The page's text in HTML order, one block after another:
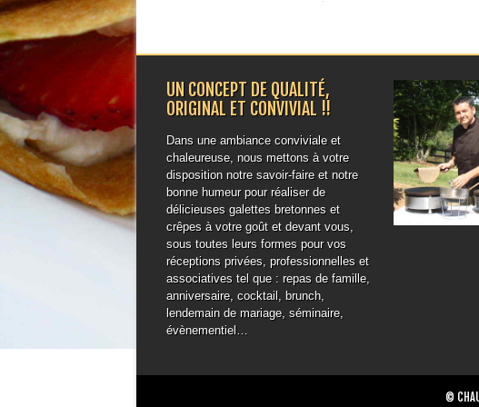
UN CONCEPT DE QUALITÉ,
ORIGINAL ET CONVIVIAL !!
Dans une ambiance conviviale et
chaleureuse, nous mettons à votre
disposition notre savoir-faire et notre
bonne humeur pour réaliser de
délicieuses galettes bretonnes et
crêpes à votre goût et devant vous,
sous toutes leurs formes pour vos
réceptions privées, professionnelles et
associatives tel que : repas de famille,
anniversaire, cocktail, brunch,
lendemain de mariage, séminaire,
évènementiel…
©